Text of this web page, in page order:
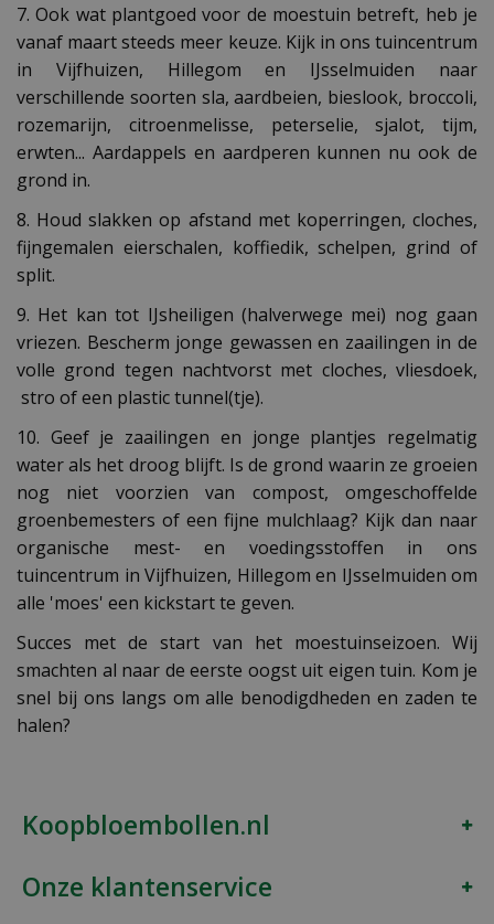
7. Ook wat plantgoed voor de moestuin betreft, heb je
vanaf maart steeds meer keuze. Kijk in ons tuincentrum
in Vijfhuizen, Hillegom en IJsselmuiden naar
verschillende soorten sla, aardbeien, bieslook, broccoli,
rozemarijn, citroenmelisse, peterselie, sjalot, tijm,
erwten... Aardappels en aardperen kunnen nu ook de
grond in.
8. Houd slakken op afstand met koperringen, cloches,
fijngemalen eierschalen, koffiedik, schelpen, grind of
split.
9. Het kan tot IJsheiligen (halverwege mei) nog gaan
vriezen. Bescherm jonge gewassen en zaailingen in de
volle grond tegen nachtvorst met cloches, vliesdoek,
stro of een plastic tunnel(tje).
10. Geef je zaailingen en jonge plantjes regelmatig
water als het droog blijft. Is de grond waarin ze groeien
nog niet voorzien van compost, omgeschoffelde
groenbemesters of een fijne mulchlaag? Kijk dan naar
organische mest- en voedingsstoffen in ons
tuincentrum in Vijfhuizen, Hillegom en IJsselmuiden om
alle 'moes' een kickstart te geven.
Succes met de start van het moestuinseizoen. Wij
smachten al naar de eerste oogst uit eigen tuin. Kom je
snel bij ons langs om alle benodigdheden en zaden te
halen?
Koopbloembollen.nl
Onze klantenservice